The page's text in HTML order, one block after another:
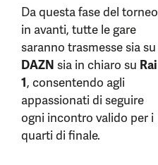
Da questa fase del torneo
in avanti, tutte le gare
saranno trasmesse sia su
DAZN sia in chiaro su Rai
1, consentendo agli
appassionati di seguire
ogni incontro valido per i
quarti di finale.